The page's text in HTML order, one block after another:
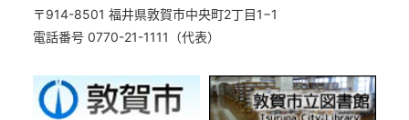
〒914-8501 福井県敦賀市中央町2丁目1−1
電話番号 0770-21-1111（代表）